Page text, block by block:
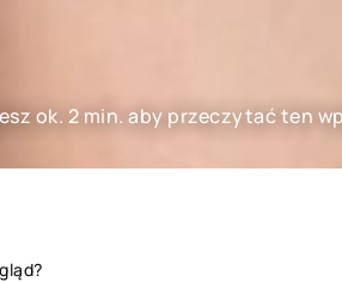
ok. 2 min. aby przeczytać ten